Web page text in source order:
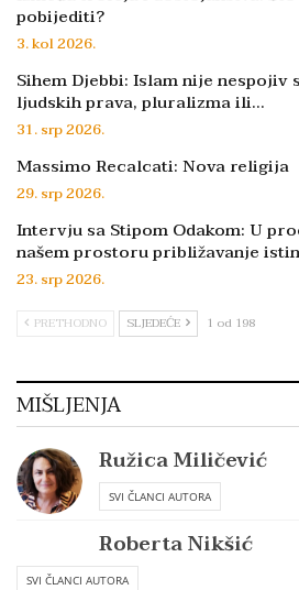
pobijediti?
3. kol 2026.
Sihem Djebbi: Islam nije
ljudskih prava, pluralizma ili…
31. srp 2026.
Massimo Recalcati: Nova religija
29. srp 2026.
Intervju sa Stipom Odakom: U
našem prostoru približavanje
23. srp 2026.
PRETHODNO SLJEDEĆE 1 od 198
MIŠLJENJA
Ružica Miličević
SVI ČLANCI AUTORA
Roberta Nikšić
SVI ČLANCI AUTORA